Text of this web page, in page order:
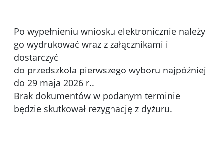
Po wypełnieniu wniosku elektronicznie należy
go wydrukować wraz z załącznikami i
dostarczyć
do przedszkola pierwszego wyboru najpóźniej
do 29 maja 2026 r..
Brak dokumentów w podanym terminie
będzie skutkował rezygnację z dyżuru.